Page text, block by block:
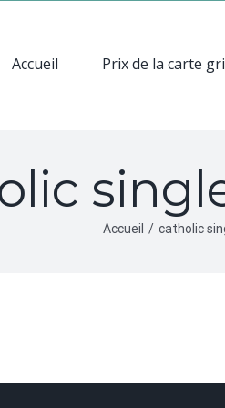
Accueil Prix de la carte
Accueil / catholic